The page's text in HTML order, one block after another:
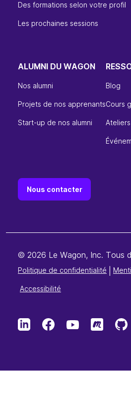
Des formations selon votre profil
Les prochaines sessions
ALUMNI DU WAGON
Nos alumni
Projets de nos apprenants
Start-up de nos alumni
Blog
Cours
Nous contacter
© 2026 Le Wagon, Inc. Tous
Politique de confidentialité
Accessibilité